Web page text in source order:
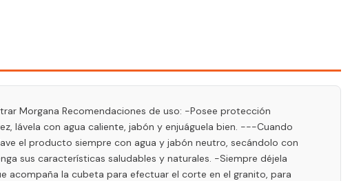
Morgana Recomendaciones de uso: -Posee protección
lávela con agua caliente, jabón y enjuáguela bien. ---Cuando
el producto siempre con agua y jabón neutro, secándolo con
sus características saludables y naturales. -Siempre déjela
acompaña la cubeta para efectuar el corte en el granito, para